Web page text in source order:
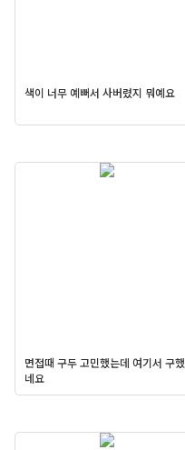
색이 너무 예뻐서 사버렸지 뭐예요
면접때 구두 고민했는데 여기서 구했
네요